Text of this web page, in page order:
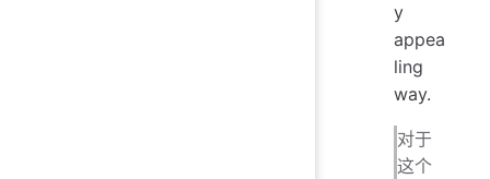
y
appea
ling
way.
对于
这个